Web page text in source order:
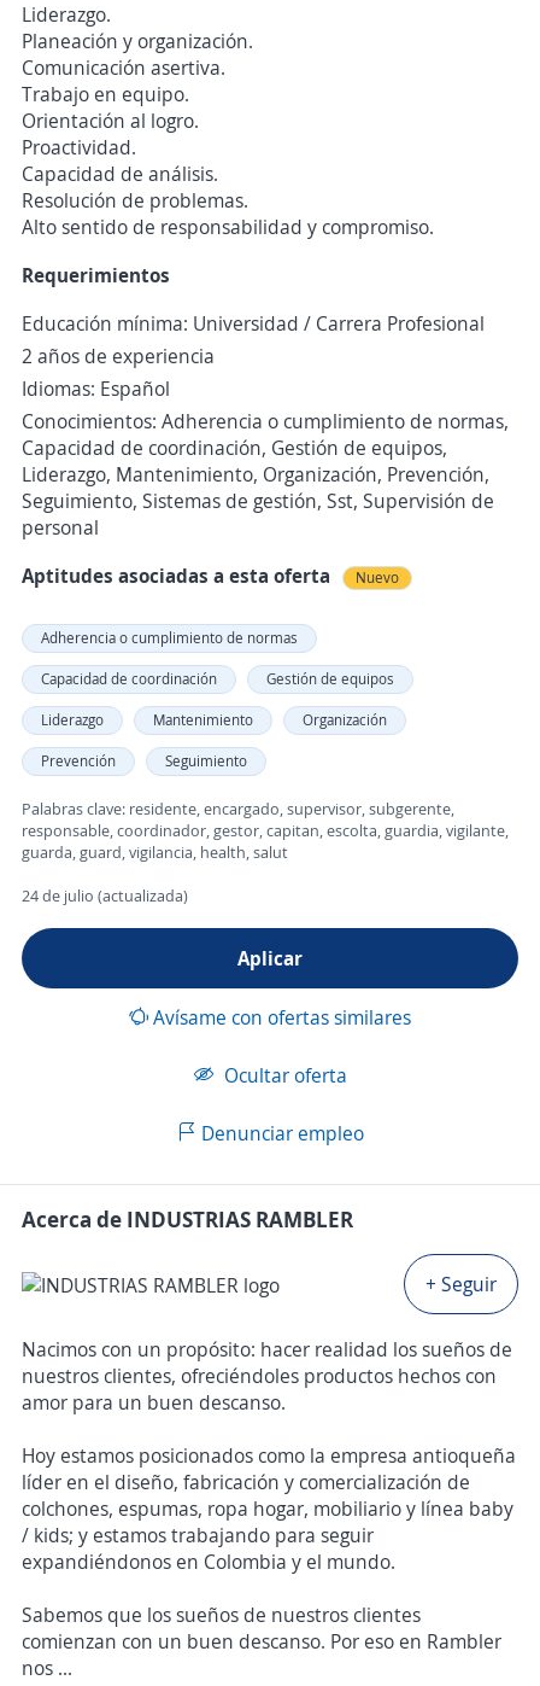
Liderazgo.
Planeación y organización.
Comunicación asertiva.
Trabajo en equipo.
Orientación al logro.
Proactividad.
Capacidad de análisis.
Resolución de problemas.
Alto sentido de responsabilidad y compromiso.
Requerimientos
Educación mínima: Universidad / Carrera Profesional
2 años de experiencia
Idiomas: Español
Conocimientos: Adherencia o cumplimiento de normas,
Capacidad de coordinación, Gestión de equipos,
Liderazgo, Mantenimiento, Organización, Prevención,
Seguimiento, Sistemas de gestión, Sst, Supervisión de
personal
Aptitudes asociadas a esta oferta
Nuevo
Adherencia o cumplimiento de normas
Capacidad de coordinación
Gestión de equipos
Liderazgo
Mantenimiento
Organización
Prevención
Seguimiento
Palabras clave: residente, encargado, supervisor, subgerente,
responsable, coordinador, gestor, capitan, escolta, guardia, vigilante,
guarda, guard, vigilancia, health, salut
24 de julio (actualizada)
Aplicar
Avísame con ofertas similares
Ocultar oferta
Denunciar empleo
Acerca de INDUSTRIAS RAMBLER
+ Seguir
Nacimos con un propósito: hacer realidad los sueños de
nuestros clientes, ofreciéndoles productos hechos con
amor para un buen descanso.
Hoy estamos posicionados como la empresa antioqueña
líder en el diseño, fabricación y comercialización de
colchones, espumas, ropa hogar, mobiliario y línea baby
/ kids; y estamos trabajando para seguir
expandiéndonos en Colombia y el mundo.
Sabemos que los sueños de nuestros clientes
comienzan con un buen descanso. Por eso en Rambler
nos ...